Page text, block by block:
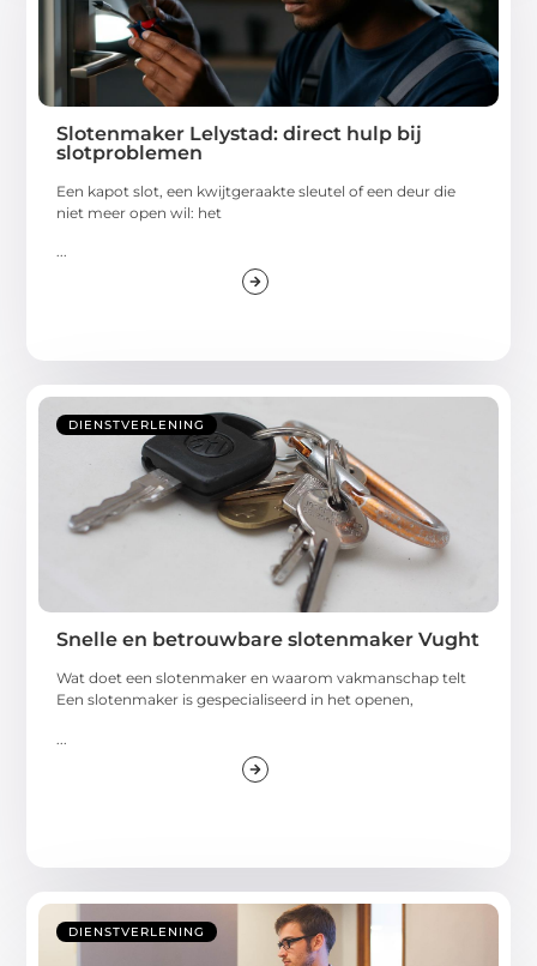
Slotenmaker Lelystad: direct hulp bij
slotproblemen
Een kapot slot, een kwijtgeraakte sleutel of een deur die
niet meer open wil: het
...
DIENSTVERLENING
Snelle en betrouwbare slotenmaker Vught
Wat doet een slotenmaker en waarom vakmanschap telt
Een slotenmaker is gespecialiseerd in het openen,
DIENSTVERLENING